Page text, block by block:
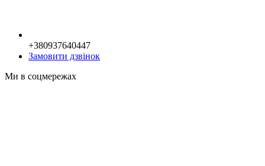
+380937640447
Замовити дзвінок
Ми в соцмережах